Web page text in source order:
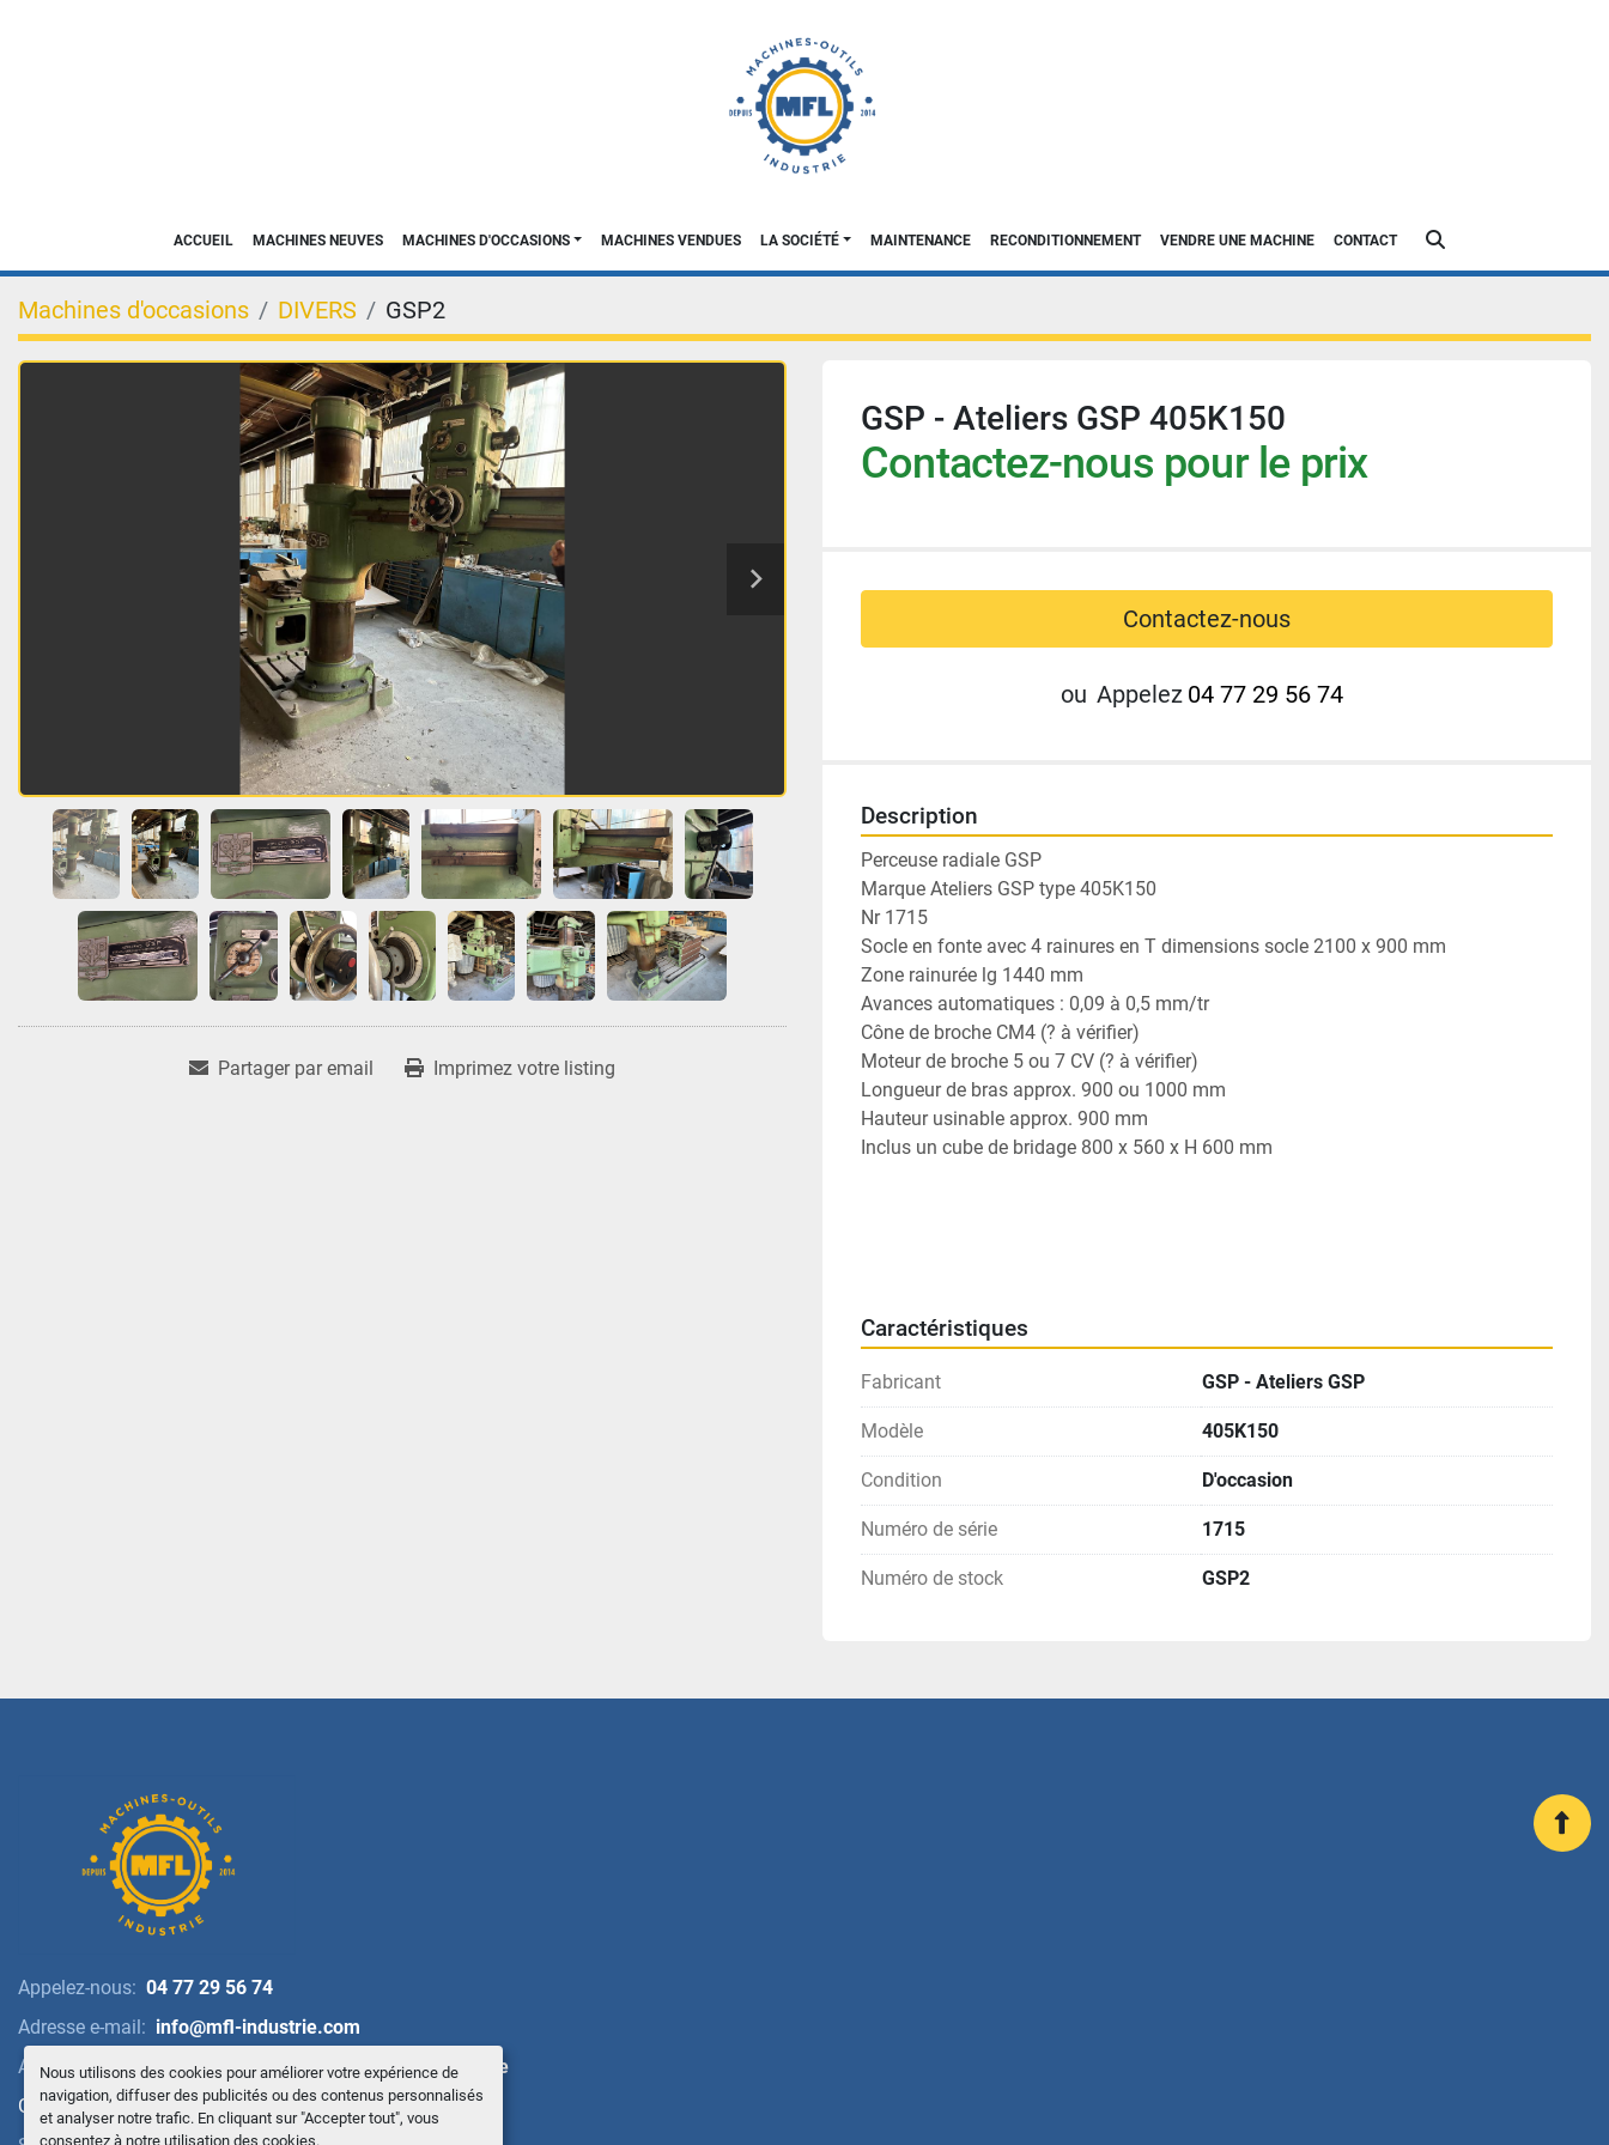
Nous utilisons des cookies pour améliorer votre expérience de
navigation, diffuser des publicités ou des contenus personnalisés
et analyser notre trafic. En cliquant sur "Accepter tout", vous
consentez à notre utilisation des cookies.
ACCUEIL MACHINES NEUVES MACHINES D'OCCASIONS MACHINES VENDUES LA SOCIÉTÉ MAINTENANCE RECONDITIONNEMENT VENDRE UNE MACHINE CONTACT
Machines d'occasions DIVERS GSP2
Partager par email Imprimez votre listing
GSP - Ateliers GSP 405K150
Contactez-nous pour le prix
Contactez-nous
ou Appelez 04 77 29 56 74
Description
Perceuse radiale GSP
Marque Ateliers GSP type 405K150
Nr 1715
Socle en fonte avec 4 rainures en T dimensions socle 2100 x 900 mm
Zone rainurée lg 1440 mm
Avances automatiques : 0,09 à 0,5 mm/tr
Cône de broche CM4 (? à vérifier)
Moteur de broche 5 ou 7 CV (? à vérifier)
Longueur de bras approx. 900 ou 1000 mm
Hauteur usinable approx. 900 mm
Inclus un cube de bridage 800 x 560 x H 600 mm
Caractéristiques
Fabricant GSP - Ateliers GSP
Modèle 405K150
Condition D'occasion
Numéro de série 1715
Numéro de stock GSP2
Appelez-nous: 04 77 29 56 74
Adresse e-mail: info@mfl-industrie.com
Adresse: 2 Route de Lyon, 42400 Saint-Chamond, France
Gérez les cookies